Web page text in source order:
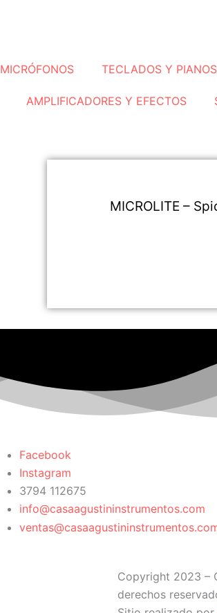
MICRÓFONOS TECLADOS Y PIANOS
AMPLIFICADORES Y EFECTOS
MICROLITE –
Facebook
Instagram
3794 112675
info@casaagustininstrumentos.com
Copyright 2023 –
derechos